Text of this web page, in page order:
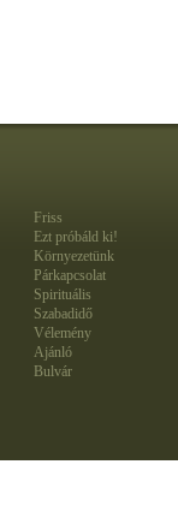
Friss
Ezt próbáld ki!
Környezetünk
Párkapcsolat
Spirituális
Szabadidő
Vélemény
Ajánló
Bulvár